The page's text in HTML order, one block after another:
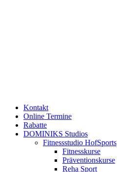
Kontakt
Online Termine
Rabatte
DOMINIKS Studios
Fitnessstudio HofSports
Fitnesskurse
Präventionskurse
Reha Sport